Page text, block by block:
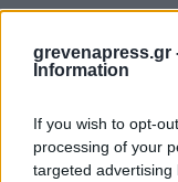
grevenapress.gr
Information
If you wish to opt-
processing of your
targeted